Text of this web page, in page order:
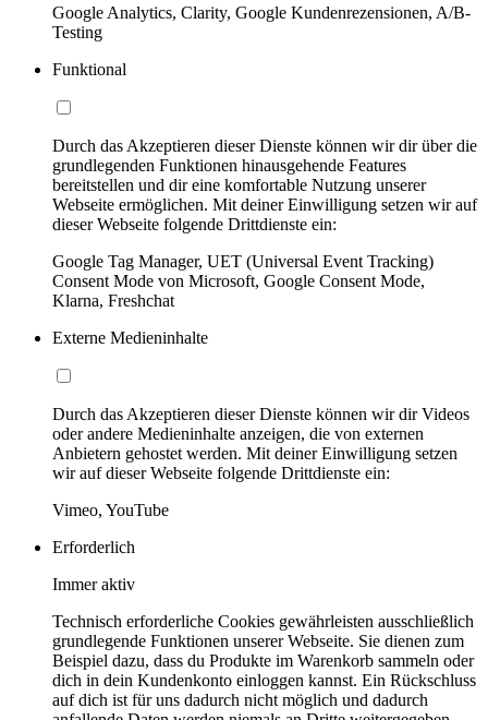
Google Analytics, Clarity, Google Kundenrezensionen, A/B-
Testing
Funktional
Durch das Akzeptieren dieser Dienste können wir dir über die
grundlegenden Funktionen hinausgehende Features
bereitstellen und dir eine komfortable Nutzung unserer
Webseite ermöglichen. Mit deiner Einwilligung setzen wir auf
dieser Webseite folgende Drittdienste ein:
Google Tag Manager, UET (Universal Event Tracking)
Consent Mode von Microsoft, Google Consent Mode,
Klarna, Freshchat
Externe Medieninhalte
Durch das Akzeptieren dieser Dienste können wir dir Videos
oder andere Medieninhalte anzeigen, die von externen
Anbietern gehostet werden. Mit deiner Einwilligung setzen
wir auf dieser Webseite folgende Drittdienste ein:
Vimeo, YouTube
Erforderlich
Immer aktiv
Technisch erforderliche Cookies gewährleisten ausschließlich
grundlegende Funktionen unserer Webseite. Sie dienen zum
Beispiel dazu, dass du Produkte im Warenkorb sammeln oder
dich in dein Kundenkonto einloggen kannst. Ein Rückschluss
auf dich ist für uns dadurch nicht möglich und dadurch